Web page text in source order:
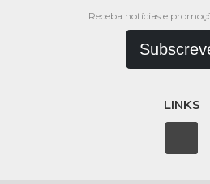
Receba notícias e
LINKS